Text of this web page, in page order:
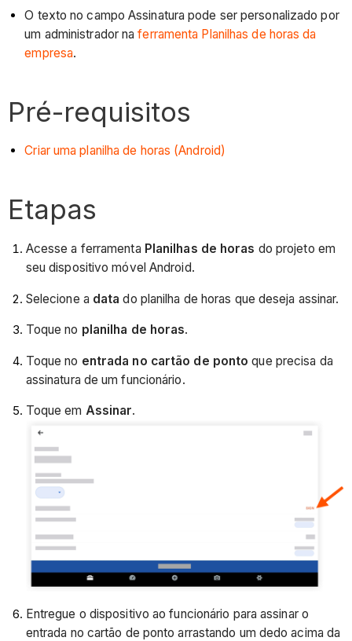
O texto no campo Assinatura pode ser personalizado por
um administrador naferramenta Planilhas de horas da
empresa.
Pré-requisitos
Criar uma planilha de horas (Android)
Etapas
Acesse a ferramenta Planilhas de horas do projeto em
seu dispositivo móvel Android.
Selecione a data do planilha de horas que deseja assinar.
Toque no planilha de horas.
Toque no entrada no cartão de ponto que precisa da
assinatura de um funcionário.
Toque em Assinar.
Entregue o dispositivo ao funcionário para assinar o
entrada no cartão de ponto arrastando um dedo acima da